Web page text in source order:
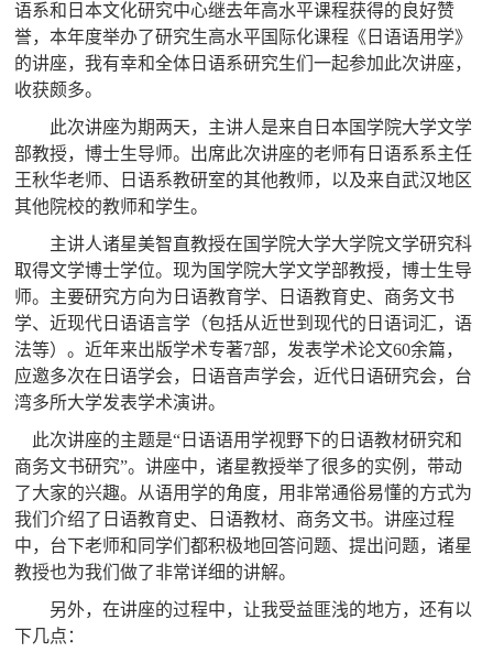
语系和日本文化研究中心继去年高水平课程获得的良好赞
誉，本年度举办了研究生高水平国际化课程《日语语用学》
的讲座，我有幸和全体日语系研究生们一起参加此次讲座，
收获颇多。
此次讲座为期两天，主讲人是来自日本国学院大学文学
部教授，博士生导师。出席此次讲座的老师有日语系系主任
王秋华老师、日语系教研室的其他教师，以及来自武汉地区
其他院校的教师和学生。
主讲人诸星美智直教授在国学院大学大学院文学研究科
取得文学博士学位。现为国学院大学文学部教授，博士生导
师。主要研究方向为日语教育学、日语教育史、商务文书
学、近现代日语语言学（包括从近世到现代的日语词汇，语
法等）。近年来出版学术专著7部，发表学术论文60余篇，
应邀多次在日语学会，日语音声学会，近代日语研究会，台
湾多所大学发表学术演讲。
此次讲座的主题是“日语语用学视野下的日语教材研究和
商务文书研究”。讲座中，诸星教授举了很多的实例，带动
了大家的兴趣。从语用学的角度，用非常通俗易懂的方式为
我们介绍了日语教育史、日语教材、商务文书。讲座过程
中， 台下老师和同学们都积极地回答问题、提出问题，诸星
教授也为我们做了非常详细的讲解。
另外，在讲座的过程中，让我受益匪浅的地方，还有以
下几点：